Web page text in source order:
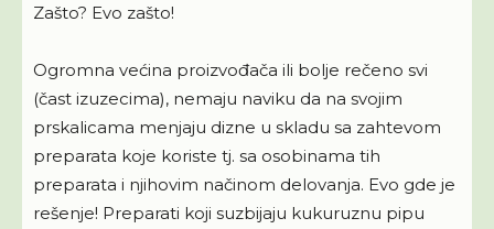
Zašto? Evo zašto!
Ogromna većina proizvođača ili bolje rečeno svi
(čast izuzecima), nemaju naviku da na svojim
prskalicama menjaju dizne u skladu sa zahtevom
preparata koje koriste tj. sa osobinama tih
preparata i njihovim načinom delovanja. Evo gde je
rešenje! Preparati koji suzbijaju kukuruznu pipu